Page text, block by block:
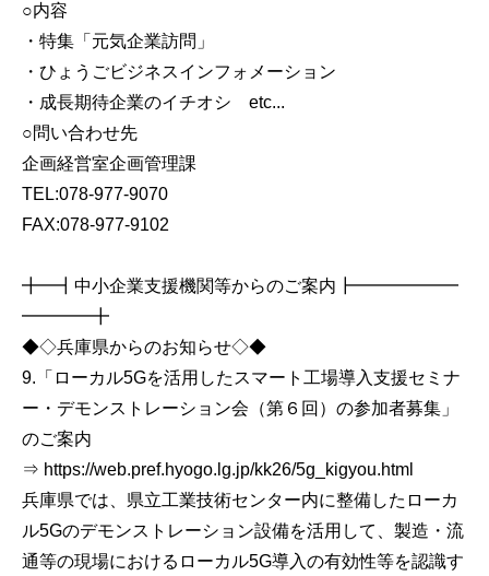
○内容
・特集「元気企業訪問」
・ひょうごビジネスインフォメーション
・成長期待企業のイチオシ etc...
○問い合わせ先
企画経営室企画管理課
TEL:078-977-9070
FAX:078-977-9102
╋━┫中小企業支援機関等からのご案内┣━━━━━━
━━━━╋
◆◇兵庫県からのお知らせ◇◆
9.「ローカル5Gを活用したスマート工場導入支援セミナ
ー・デモンストレーション会（第６回）の参加者募集」
のご案内
⇒ https://web.pref.hyogo.lg.jp/kk26/5g_kigyou.html
兵庫県では、県立工業技術センター内に整備したローカ
ル5Gのデモンストレーション設備を活用して、製造・流
通等の現場におけるローカル5G導入の有効性等を認識す